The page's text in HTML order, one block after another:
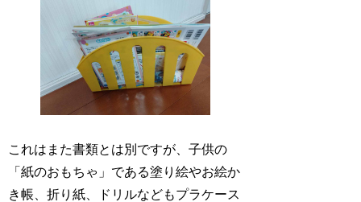
これはまた書類とは別ですが、子供の
「紙のおもちゃ」である塗り絵やお絵か
き帳、折り紙、ドリルなどもプラケース